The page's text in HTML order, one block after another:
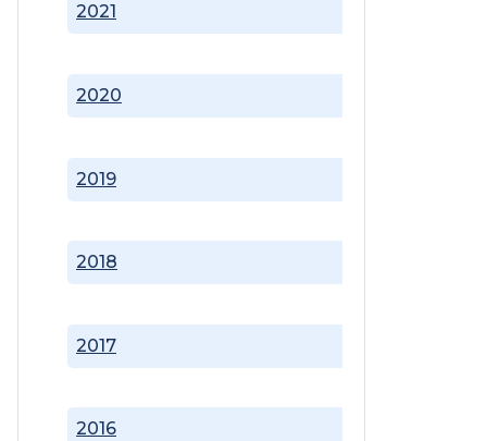
2016
2017
2018
2019
2020
2021